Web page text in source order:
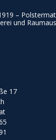
17
–
und